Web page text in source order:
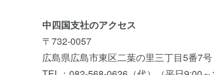
中四国支社のアクセス
〒732-0057
広島県広島市東区二葉の里三丁目5番7